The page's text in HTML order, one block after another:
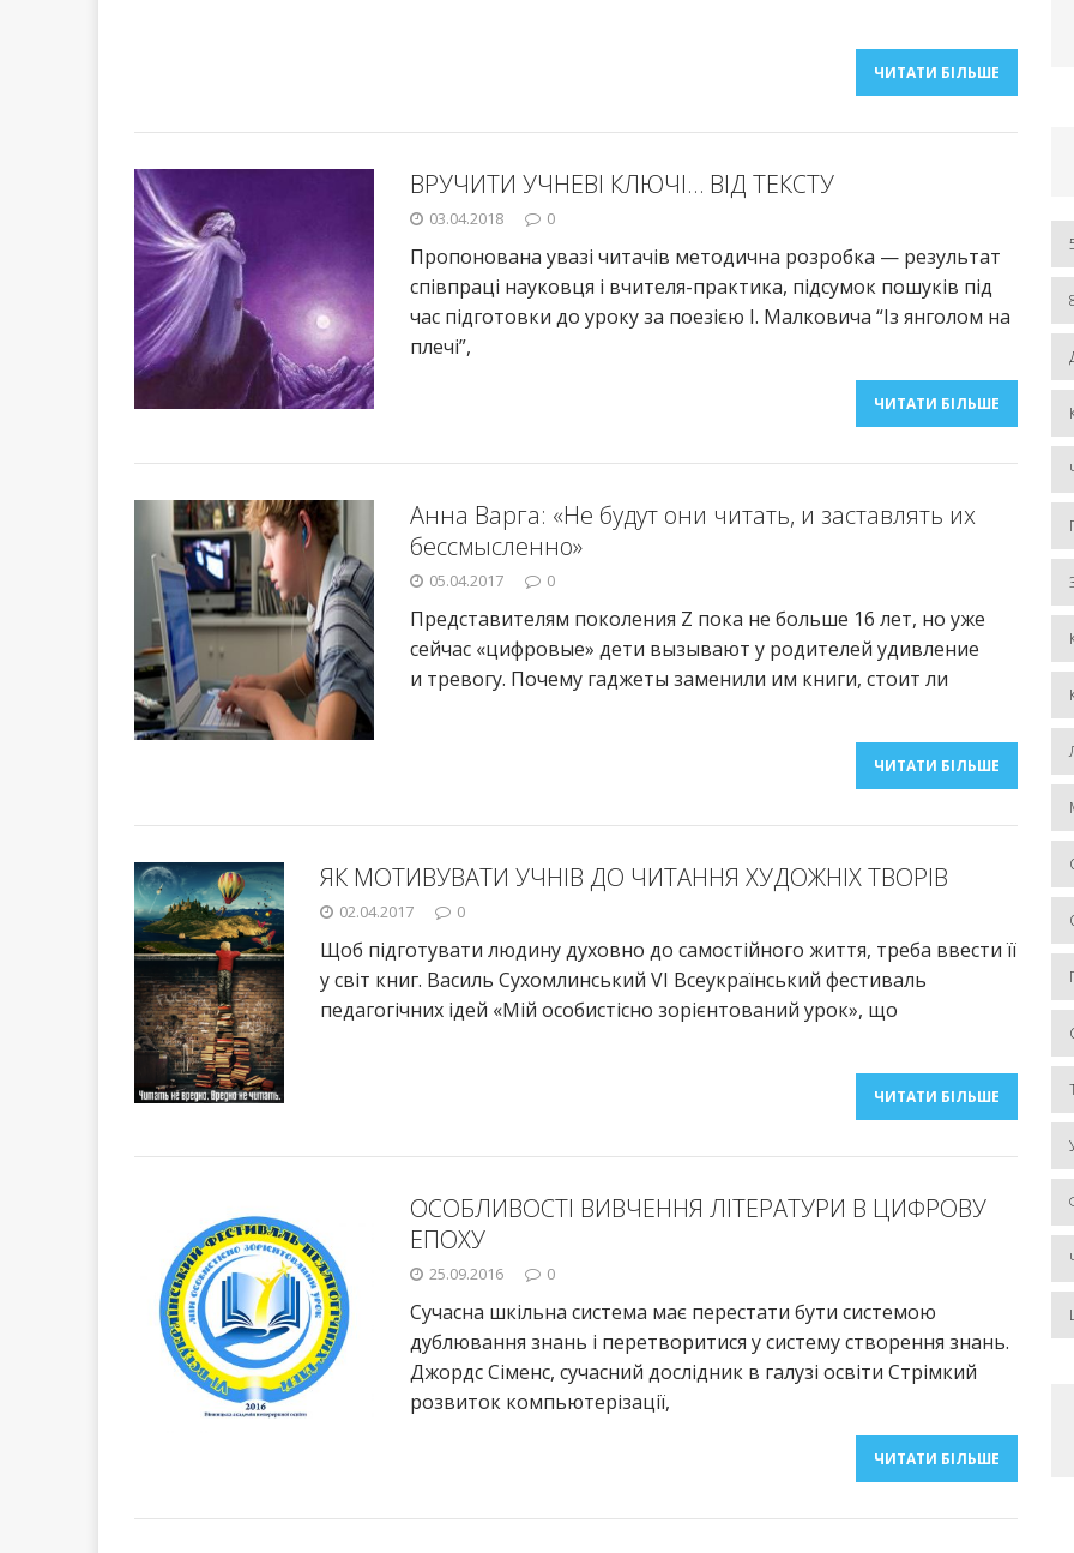
ЧИТАТИ БІЛЬШЕ
ВРУЧИТИ УЧНЕВІ КЛЮЧІ… ВІД ТЕКСТУ
03.04.2018 0
Пропонована увазі читачів методична розробка — результат
співпраці науковця і вчителя-практика, підсумок пошуків під
час підготовки до уроку за поезією І. Малковича “Із янголом на
плечі”,
ЧИТАТИ БІЛЬШЕ
Анна Варга: «Не будут они читать, и заставлять их
бессмысленно»
05.04.2017 0
Представителям поколения Z пока не больше 16 лет, но уже
сейчас «цифровые» дети вызывают у родителей удивление
и тревогу. Почему гаджеты заменили им книги, стоит ли
ЧИТАТИ БІЛЬШЕ
ЯК МОТИВУВАТИ УЧНІВ ДО ЧИТАННЯ ХУДОЖНІХ ТВОРІВ
02.04.2017 0
Щоб підготувати людину духовно до самостійного життя, треба ввести її
у світ книг. Василь Сухомлинський VІ Всеукраїнський фестиваль
педагогічних ідей «Мій особистісно зорієнтований урок», що
ЧИТАТИ БІЛЬШЕ
ОСОБЛИВОСТІ ВИВЧЕННЯ ЛІТЕРАТУРИ В ЦИФРОВУ
ЕПОХУ
25.09.2016 0
Сучасна шкільна система має перестати бути системою
дублювання знань і перетворитися у систему створення знань.
Джордс Сіменс, сучасний дослідник в галузі освіти Стрімкий
розвиток компьютерізації,
ЧИТАТИ БІЛЬШЕ